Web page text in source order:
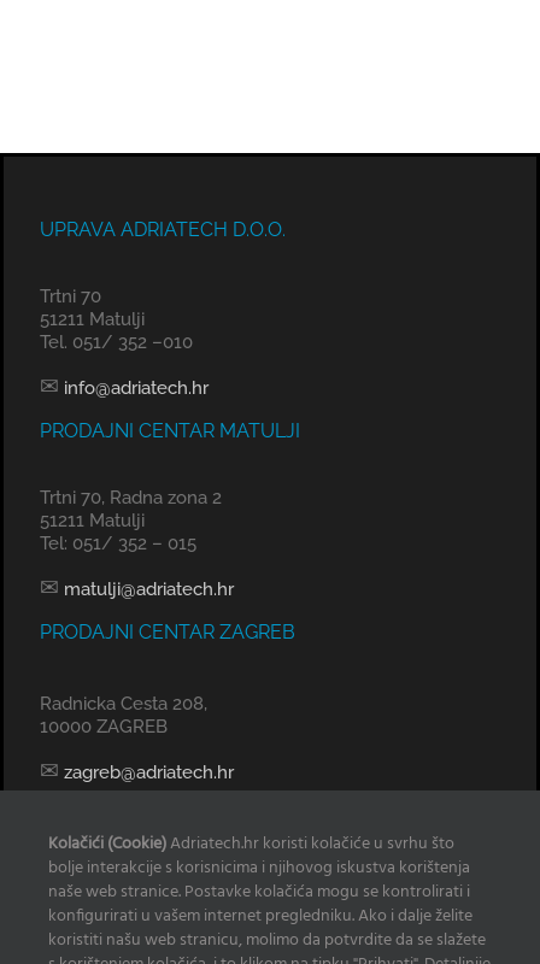
UPRAVA ADRIATECH D.O.O.
Trtni 70
51211 Matulji
Tel. 051/ 352 –010
✉ info@adriatech.hr
PRODAJNI CENTAR MATULJI
Trtni 70, Radna zona 2
51211 Matulji
Tel: 051/ 352 – 015
✉ matulji@adriatech.hr
PRODAJNI CENTAR ZAGREB
Radnicka Cesta 208,
10000 ZAGREB
✉ zagreb@adriatech.hr
Tel: 098 329 239
✉radan@adriatech.hr
Kolačići (Cookie)Adriatech.hr koristi kolačiće u svrhu što
bolje interakcije s korisnicima i njihovog iskustva korištenja
naše web stranice. Postavke kolačića mogu se kontrolirati i
konfigurirati u vašem internet pregledniku. Ako i dalje želite
koristiti našu web stranicu, molimo da potvrdite da se slažete